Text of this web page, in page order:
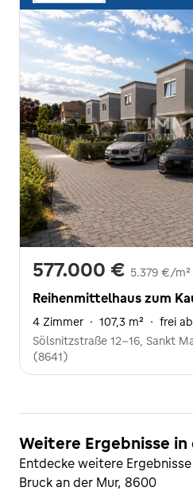
577.000 € 5.379 €/m²
Reihenmittelhaus zum
4 Zimmer · 107,3 m² · frei
Sölsnitzstraße 12-16, Sankt
(8641)
Weitere Ergebnisse in
Entdecke weitere
Bruck an der Mur, 8600